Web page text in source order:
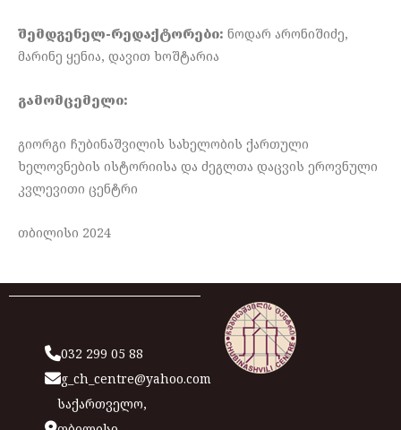
შემდგენელ-რედაქტორები: ნოდარ არონიშიძე,
მარინე ყენია, დავით ხოშტარია
გამომცემელი:
გიორგი ჩუბინაშვილის სახელობის ქართული
ხელოვნების ისტორიისა და ძეგლთა დაცვის ეროვნული
კვლევითი ცენტრი
თბილისი 2024
032 299 05 88
g_ch_centre@yahoo.com
საქართველო,